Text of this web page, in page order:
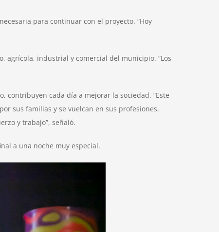
para continuar con el proyecto. “Hoy
agrícola, industrial y comercial del municipio. “Los
contribuyen cada día a mejorar la sociedad. “Este
sus familias y se vuelcan en sus profesiones.
y trabajo”, señaló.
a una noche muy especial.